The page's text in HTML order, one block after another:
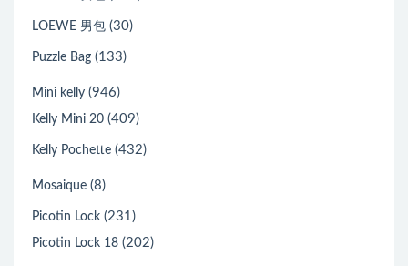
LOEWE 男包 (30)
Puzzle Bag (133)
Mini kelly (946)
Kelly Mini 20 (409)
Kelly Pochette (432)
Mosaique (8)
Picotin Lock (231)
Picotin Lock 18 (202)